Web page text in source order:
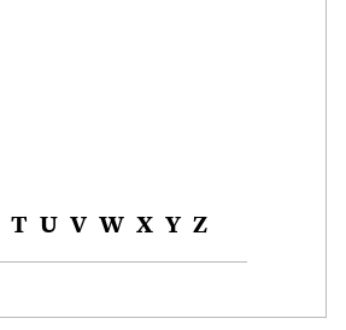
T U V W X Y Z